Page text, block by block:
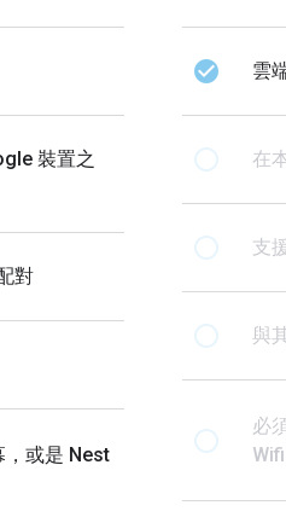
裝置之
對
或是 Nest
check_circle 雲
在
支
與
必